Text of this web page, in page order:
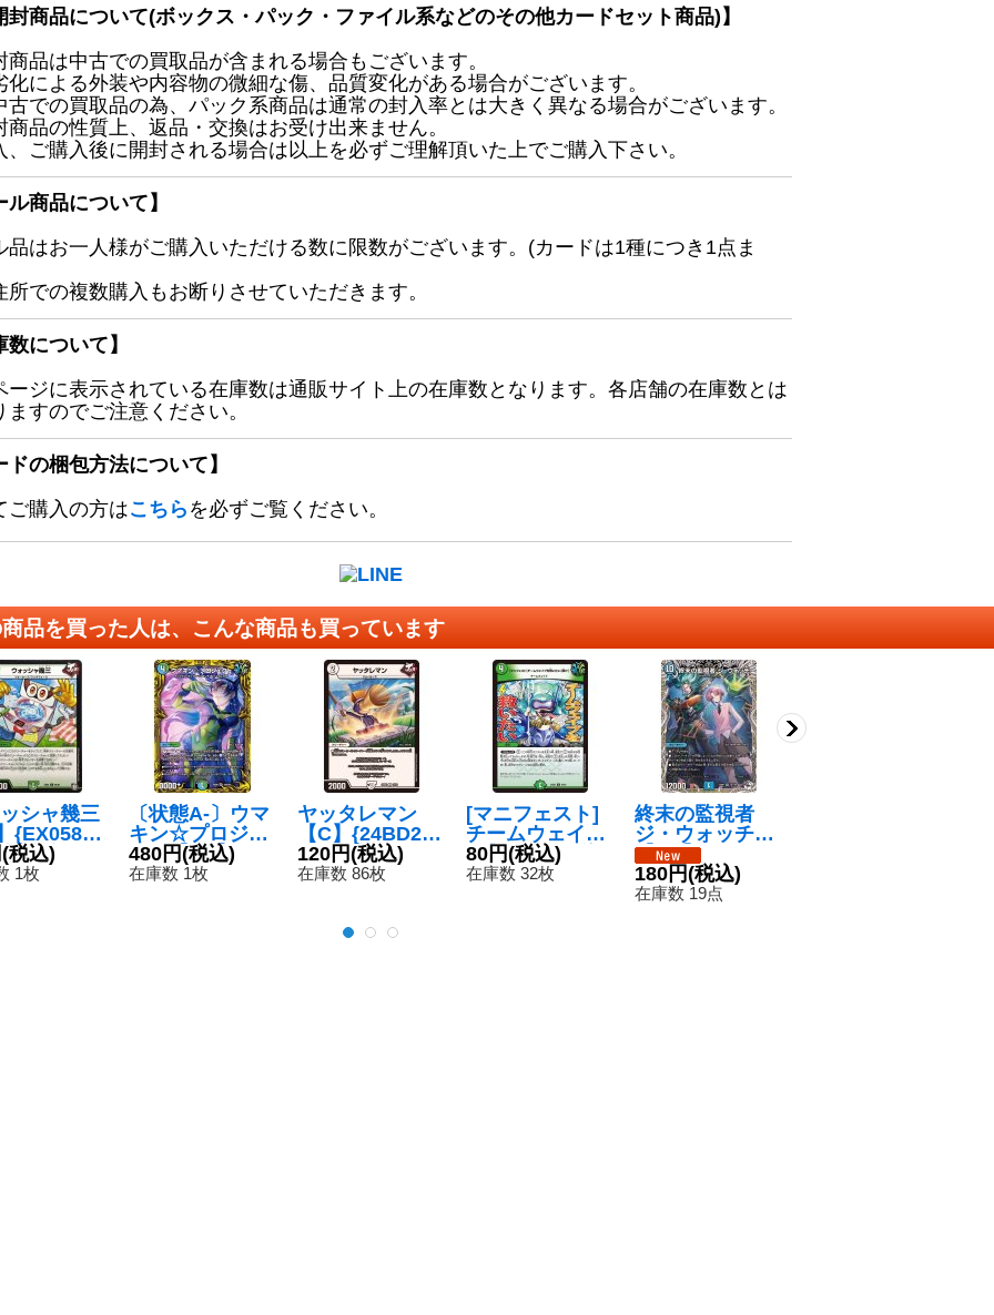
封商品について(ボックス・パック・ファイル系などのその他カードセット商品)】
商品は中古での買取品が含まれる場合もございます。
化による外装や内容物の微細な傷、品質変化がある場合がございます。
古での買取品の為、パック系商品は通常の封入率とは大きく異なる場合がございます。
商品の性質上、返品・交換はお受け出来ません。
、ご購入後に開封される場合は以上を必ずご理解頂いた上でご購入下さい。
ル商品について】
品はお一人様がご購入いただける数に限数がございます。(カードは1種につき1点ま
所での複数購入もお断りさせていただきます。
数について】
ージに表示されている在庫数は通販サイト上の在庫数となります。各店舗の在庫数とは
ますのでご注意ください。
ドの梱包方法について】
ご購入の方はこちら を必ずご覧ください。
品を買った人は、こんな商品も買っています
シャ幾三
{EX0586/
然》
(税込)
1枚
〔状態A-〕ウマ
キン☆プロジェ
クト【SR】{RP
2018A/20}
480円(税込)
在庫数 1枚
ヤッタレマン
【C】{24BD21
6/16}《無》
120円(税込)
在庫数 86枚
[マニフェスト]
チームウェイブ
を救いたい[聞
け]【U】{24BD
80円(税込)
在庫数 32枚
終末の監視者
ジ・ウォッチ
【SR】{25RP4
TD1/TD5}
《水》
180円(税込)
在庫数 19点